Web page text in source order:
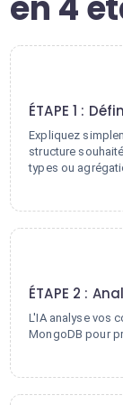
ÉTAPE 1 :
Expliquez
structure
types ou
ÉTAPE 2 :
L'IA analyse vos
MongoDB pour